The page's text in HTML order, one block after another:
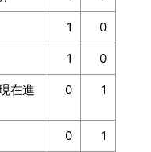
1 0
1 0
在進
0 1
0 1